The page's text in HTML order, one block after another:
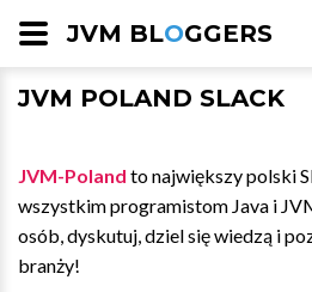
JVM BLOGGERS
JVM POLAND SLACK
JVM-Poland to największy polski
wszystkim programistom Java i
osób, dyskutuj, dziel się wiedzą i
branży!